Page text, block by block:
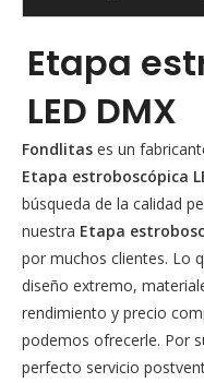
Etapa
LED DMX
Fondlitas es un
Etapa estroboscópica
búsqueda de la calidad
nuestra Etapa
por muchos clientes. Lo
diseño extremo,
rendimiento y precio
podemos ofrecerle. Por
perfecto servicio